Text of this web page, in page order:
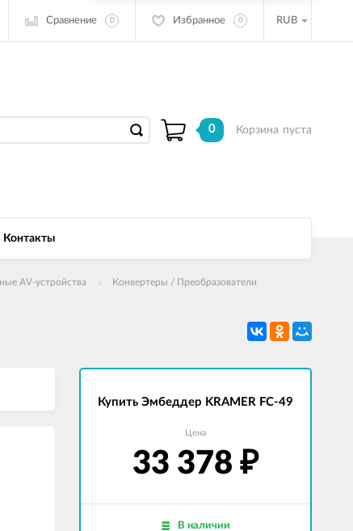
Сравнение 0 Избранное 0 RUB
0 Корзина пуста
Контакты
AV-устройства Конвертеры / Преобразователи
Купить Эмбеддер KRAMER FC-49
Цена
33 378 ₽
В наличии